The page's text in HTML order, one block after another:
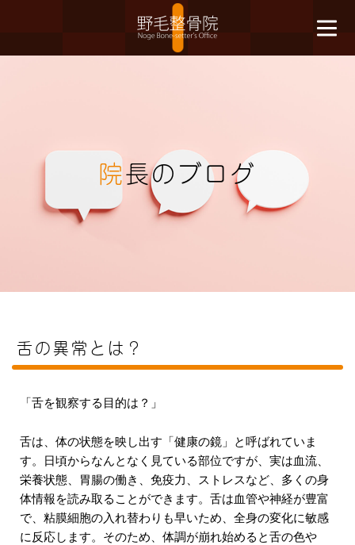
院長のブログ
舌の異常とは？
「舌を観察する目的は？」
舌は、体の状態を映し出す「健康の鏡」と呼ばれていま
す。日頃からなんとなく見ている部位ですが、実は血流、
栄養状態、胃腸の働き、免疫力、ストレスなど、多くの身
体情報を読み取ることができます。舌は血管や神経が豊富
で、粘膜細胞の入れ替わりも早いため、全身の変化に敏感
に反応します。そのため、体調が崩れ始めると舌の色や